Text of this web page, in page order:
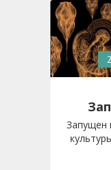
Запущен